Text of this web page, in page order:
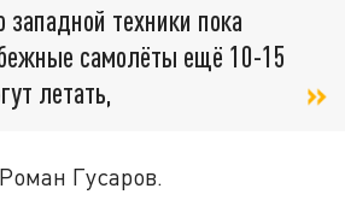
техники пока
самолёты ещё 10-15
летать,
Гусаров.